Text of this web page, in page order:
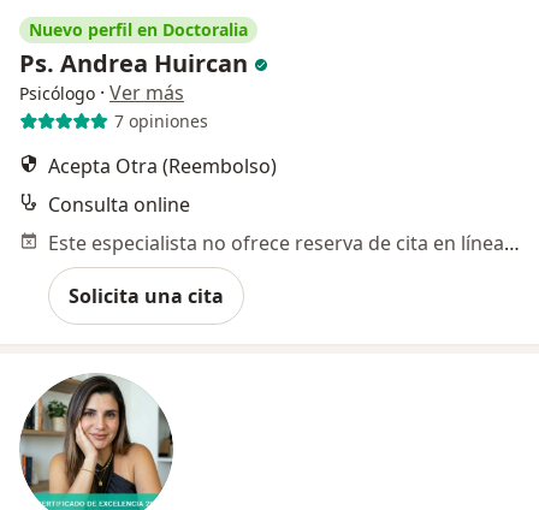
Nuevo perfil en Doctoralia
Ps. Andrea Huircan
Psicólogo · Ver más
7 opiniones
Acepta Otra (Reembolso)
Consulta online
Este especialista no ofrece reserva de cita en línea en esta dirección.
Solicita una cita